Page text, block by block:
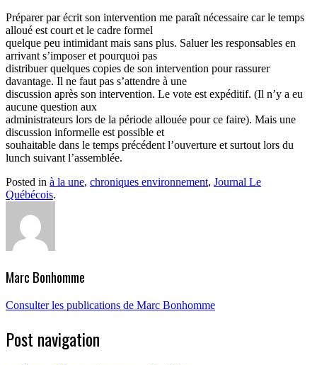
Préparer par écrit son intervention me paraît nécessaire car le temps
alloué est court et le cadre formel
quelque peu intimidant mais sans plus. Saluer les responsables en
arrivant s’imposer et pourquoi pas
distribuer quelques copies de son intervention pour rassurer
davantage. Il ne faut pas s’attendre à une
discussion après son intervention. Le vote est expéditif. (Il n’y a eu
aucune question aux
administrateurs lors de la période allouée pour ce faire). Mais une
discussion informelle est possible et
souhaitable dans le temps précédent l’ouverture et surtout lors du
lunch suivant l’assemblée.
Posted in à la une, chroniques environnement, Journal Le
Québécois.
Marc Bonhomme
Consulter les publications de Marc Bonhomme
Post navigation